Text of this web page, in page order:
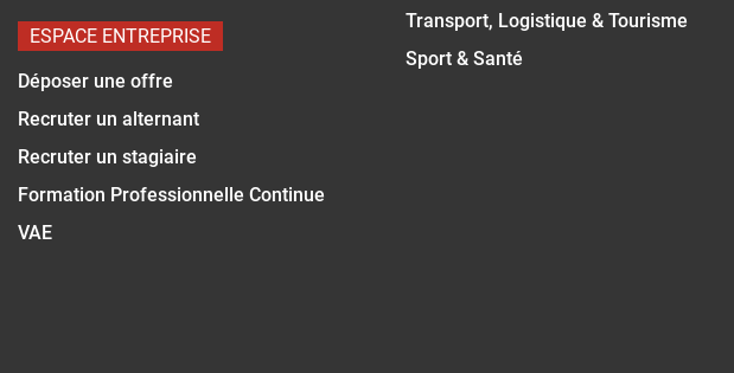
ESPACE ENTREPRISE
Déposer une offre
Recruter un alternant
Recruter un stagiaire
Formation Professionnelle Continue
VAE
Transport, Logistique & Tourisme
Sport & Santé